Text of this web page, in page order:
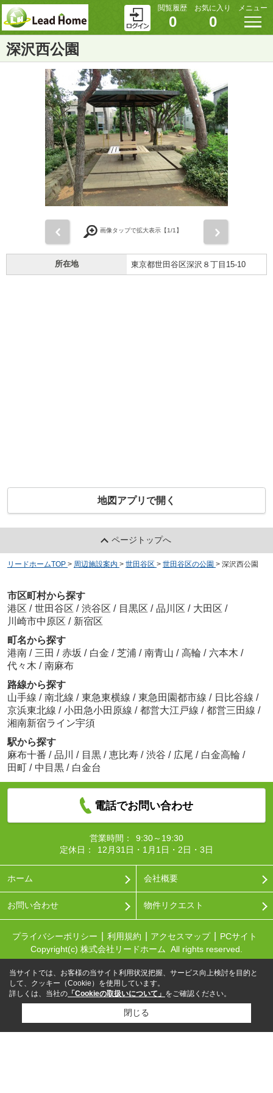
閲覧履歴
0
お気に入り
0
メニュー
深沢西公園
画像タップで拡大表示【1/1】
所在地 東京都世田谷区深沢８丁目15-10
地図アプリで開く
ページトップへ
リードホームTOP > 周辺施設案内 > 世田谷区 > 世田谷区の公園 > 深沢西公園
市区町村から探す
港区 / 世田谷区 / 渋谷区 / 目黒区 / 品川区 / 大田区 /
川崎市中原区 / 新宿区
町名から探す
港南 / 三田 / 赤坂 / 白金 / 芝浦 / 南青山 / 高輪 / 六本木 /
代々木 / 南麻布
路線から探す
山手線 / 南北線 / 東急東横線 / 東急田園都市線 / 日比谷線 /
京浜東北線 / 小田急小田原線 / 都営大江戸線 / 都営三田線 /
湘南新宿ライン宇須
駅から探す
麻布十番 / 品川 / 目黒 / 恵比寿 / 渋谷 / 広尾 / 白金高輪 /
田町 / 中目黒 / 白金台
電話でお問い合わせ
営業時間：
9:30～19:30
定休日：
12月31日・1月1日・2日・3日
ホーム 会社概要
お問い合わせ 物件リクエスト
プライバシーポリシー 利用規約 アクセスマップ
PCサイト
Copyright(c) 株式会社リードホーム All rights reserved.
当サイトでは、お客様の当サイト利用状況把握、サービス向上検討を目的と
して、クッキー（Cookie）を使用しています。
詳しくは、当社の 「Cookieの取扱いについて」 をご確認ください。
閉じる